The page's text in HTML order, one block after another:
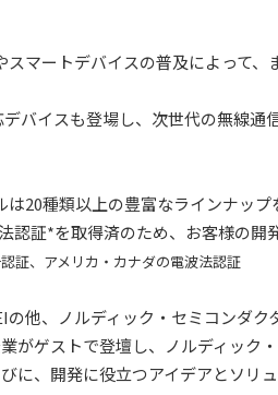
マートデバイスの普及によって、
バイスも登場し、次世代の無線通
は20種類以上の豊富なラインナップ
認証*を取得済のため、お客様の開
証、アメリカ・カナダの電波法認証
の他、ノルディック・セミコンダク
がゲストで登壇し、ノルディック
に、開発に役立つアイデアとソリ